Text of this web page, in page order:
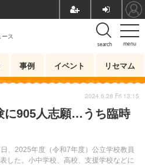
menu
search
ス
事例 イベント リセマム
に905人志願…うち臨時
、2025年度（令和7年度）公立学校教員
した。小中学校、高校、支援学校などに
2024.6.28 Fri 13:15